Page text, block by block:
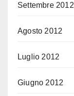
Settembre 2012
Agosto 2012
Luglio 2012
Giugno 2012